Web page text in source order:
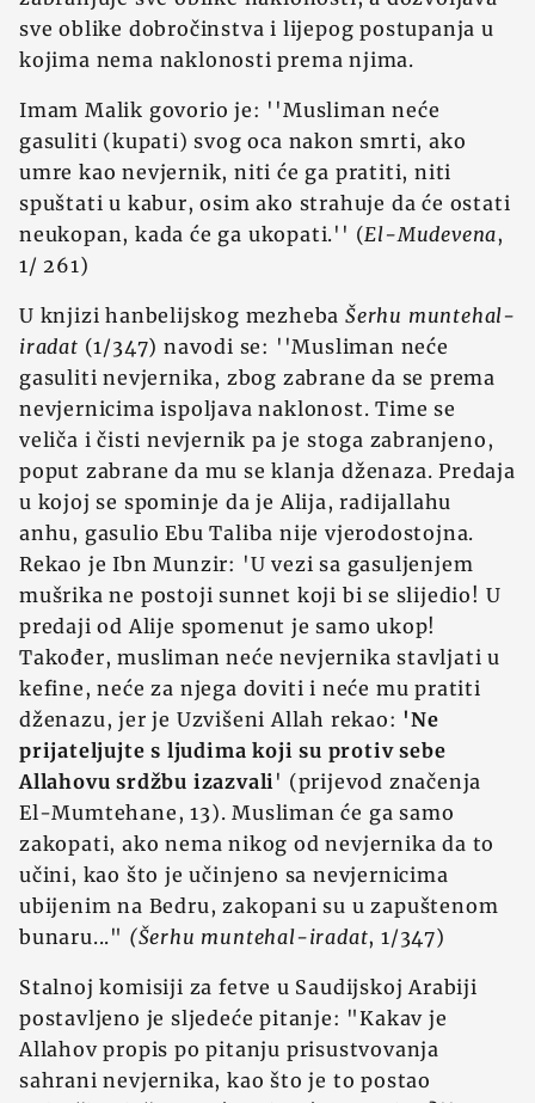
sve oblike dobročinstva i lijepog postupanja u
kojima nema naklonosti prema njima.
Imam Malik govorio je: ''Musliman neće
gasuliti (kupati) svog oca nakon smrti, ako
umre kao nevjernik, niti će ga pratiti, niti
spuštati u kabur, osim ako strahuje da će ostati
neukopan, kada će ga ukopati.'' (El-Mudevena,
1/ 261)
U knjizi hanbelijskog mezheba Šerhu muntehal-
iradat (1/347) navodi se: ''Musliman neće
gasuliti nevjernika, zbog zabrane da se prema
nevjernicima ispoljava naklonost. Time se
veliča i čisti nevjernik pa je stoga zabranjeno,
poput zabrane da mu se klanja dženaza. Predaja
u kojoj se spominje da je Alija, radijallahu
anhu, gasulio Ebu Taliba nije vjerodostojna.
Rekao je Ibn Munzir: 'U vezi sa gasuljenjem
mušrika ne postoji sunnet koji bi se slijedio! U
predaji od Alije spomenut je samo ukop!
Također, musliman neće nevjernika stavljati u
kefine, neće za njega doviti i neće mu pratiti
dženazu, jer je Uzvišeni Allah rekao: 'Ne
prijateljujte s ljudima koji su protiv sebe
Allahovu srdžbu izazvali' (prijevod značenja
El-Mumtehane, 13). Musliman će ga samo
zakopati, ako nema nikog od nevjernika da to
učini, kao što je učinjeno sa nevjernicima
ubijenim na Bedru, zakopani su u zapuštenom
bunaru..." (Šerhu muntehal-iradat, 1/347)
Stalnoj komisiji za fetve u Saudijskoj Arabiji
postavljeno je sljedeće pitanje: "Kakav je
Allahov propis po pitanju prisustvovanja
sahrani nevjernika, kao što je to postao